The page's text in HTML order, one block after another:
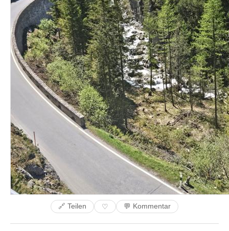
🔗 Teilen ♡ 💬 Kommentar